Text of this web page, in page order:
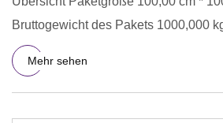
Bruttogewicht des Pakets 1000,000
reines met
Mehr sehen